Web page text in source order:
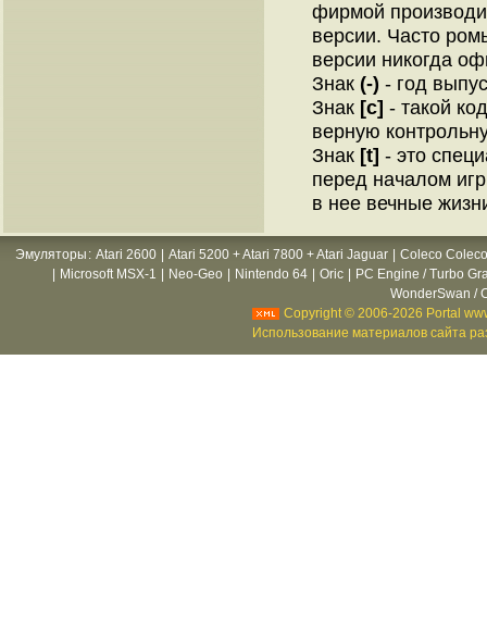
фирмой
версии. Часто
версии никогда
Знак (-) - год
Знак [c] - такой
верную
Знак [t] - это
перед началом
в нее вечные
Эмуляторы : Atari 2600 Atari 5200 + Atari 7800 + Atari Jaguar
Coleco
Microsoft MSX-1 Neo-Geo Nintendo 64 Oric
PC Engine / Turbo
WonderSwan /
Copyright © 2006-2026 Portal
Использование материалов сайта